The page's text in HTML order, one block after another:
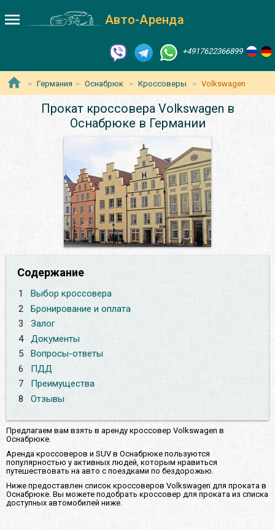
Авто-Аренда
+4917622366899
Германия Оснабрюк Кроссоверы Volkswagen
Прокат кроссовера Volkswagen в
Оснабрюке в Германии
Содержание
1
Выбор кроссовера
2
Бронирование и оплата
3
Залог
4
Документы
5
Вопросы-ответы
6
ПДД
7
Преимущества
8
Отзывы
Предлагаем вам взять в аренду кроссовер Volkswagen в
Оснабрюке.
Аренда кроссоверов и SUV в Оснабрюке пользуются
популярностью у активных людей, которым нравиться
путешествовать на авто с поездками по бездорожью.
Ниже предоставлен список кроссоверов Volkswagen для проката в
Оснабрюке. Вы можете подобрать кроссовер для проката из списка
доступных автомобилей ниже.